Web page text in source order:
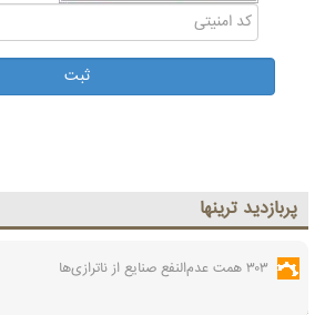
پربازديد ترينها
۳۰۳ همت عدم‌النفع صنایع از ناترازی‌ها